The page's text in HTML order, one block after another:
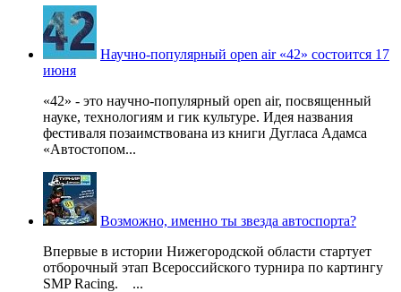
Научно-популярный open air «42» состоится 17
июня
«42» - это научно-популярный open air, посвященный
науке, технологиям и гик культуре. Идея названия
фестиваля позаимствована из книги Дугласа Адамса
«Автостопом...
Возможно, именно ты звезда автоспорта?
Впервые в истории Нижегородской области стартует
отборочный этап Всероссийского турнира по картингу
SMP Racing. ...